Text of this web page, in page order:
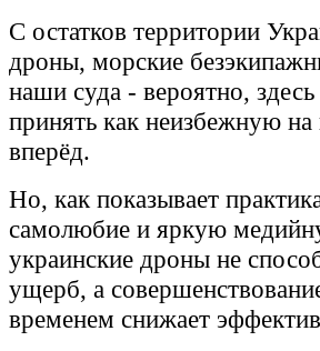
С остатков территории
дроны, морские
наши суда - вероятно,
принять как неизбежную на
вперёд.
Но, как показывает
самолюбие и яркую
украинские дроны не
ущерб, а
временем снижает